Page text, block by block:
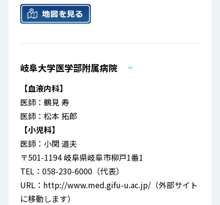
岐阜大学医学部附属病院
【血液内科】
医師：鶴見 寿
医師：松本 拓郎
【小児科】
医師：小関 道夫
〒501-1194 岐阜県岐阜市柳戸1番1
TEL：058-230-6000（代表）
URL： http://www.med.gifu-u.ac.jp/ （外部サイト
に移動します）